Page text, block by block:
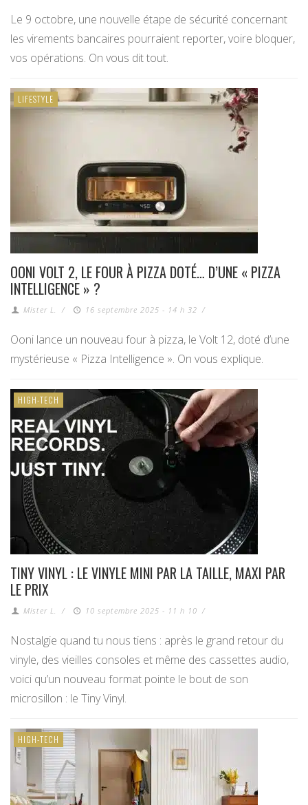
Le 9 octobre, une nouvelle étape de sécurité concernant
les virements bancaires pourraient reporter, voire bloquer,
vos opérations. On vous dit tout.
LIFESTYLE
OONI VOLT 2, LE FOUR À PIZZA DOTÉ… D’UNE « PIZZA
INTELLIGENCE » ?
Mister L. / 16 septembre 2025 - 14 h 32 /
Ooni lance un nouveau four à pizza, le Volt 12, doté d’une
mystérieuse « Pizza Intelligence ». On vous explique.
HIGH-TECH
TINY VINYL : LE VINYLE MINI PAR LA TAILLE, MAXI PAR
LE PRIX
Mister L. / 10 septembre 2025 - 11 h 10 /
Nostalgie quand tu nous tiens : après le grand retour du
vinyle, des vieilles consoles et même des cassettes audio,
voici qu’un nouveau format pointe le bout de son
microsillon : le Tiny Vinyl.
HIGH-TECH